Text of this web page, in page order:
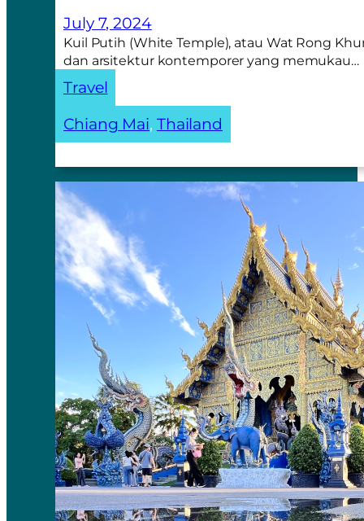
July 7, 2024
Kuil Putih (White Temple), atau Wat Rong
dan arsitektur kontemporer yang memukau…
Travel
Chiang Mai, Thailand